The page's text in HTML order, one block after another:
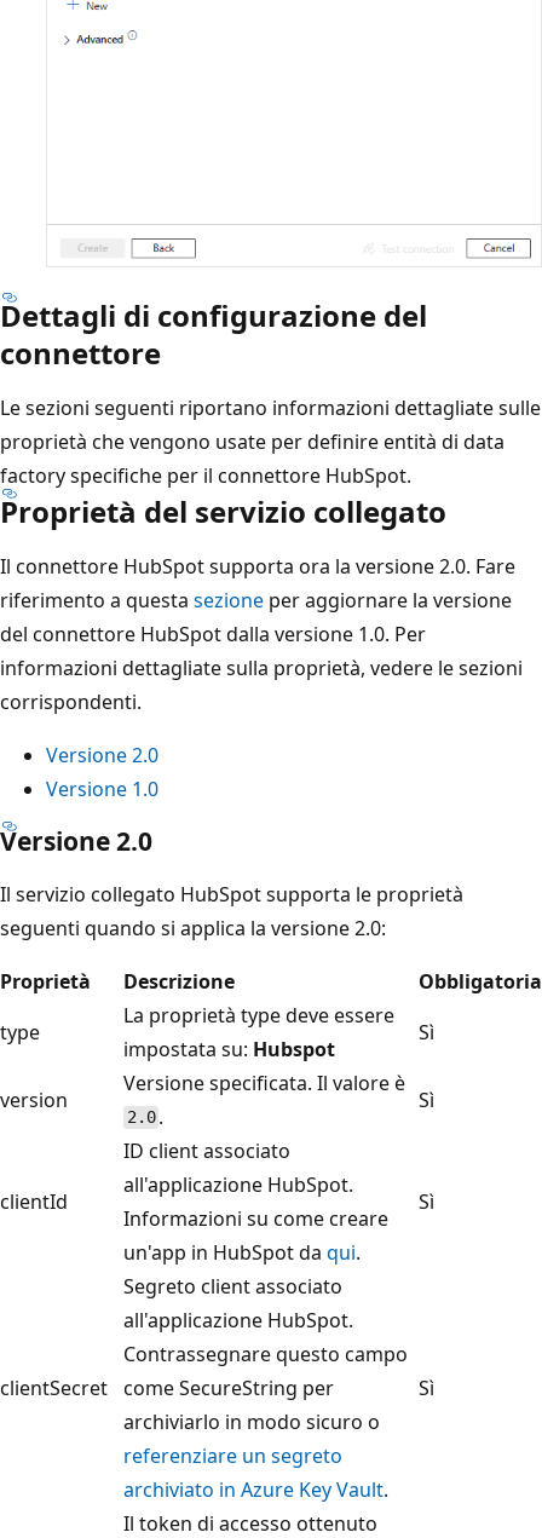
Dettagli di configurazione del
connettore
Le sezioni seguenti riportano informazioni dettagliate sulle
proprietà che vengono usate per definire entità di data
factory specifiche per il connettore HubSpot.
Proprietà del servizio collegato
Il connettore HubSpot supporta ora la versione 2.0. Fare
riferimento a questa sezione per aggiornare la versione
del connettore HubSpot dalla versione 1.0. Per
informazioni dettagliate sulla proprietà, vedere le sezioni
corrispondenti.
Versione 2.0
Versione 1.0
Versione 2.0
Il servizio collegato HubSpot supporta le proprietà
seguenti quando si applica la versione 2.0:
Proprietà
Descrizione
Obbligatoria
type
La proprietà type deve essere
impostata su: Hubspot
Sì
version
Versione specificata. Il valore è
2.0 .
Sì
clientId
ID client associato
all'applicazione HubSpot.
Informazioni su come creare
un'app in HubSpot da qui.
Sì
clientSecret
Segreto client associato
all'applicazione HubSpot.
Contrassegnare questo campo
come SecureString per
archiviarlo in modo sicuro o
referenziare un segreto
archiviato in Azure Key Vault.
Sì
Il token di accesso ottenuto